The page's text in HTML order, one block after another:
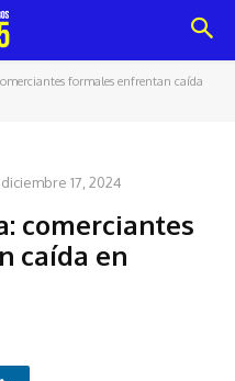
formales enfrentan caída
diciembre 17, 2024
comerciantes
caída en